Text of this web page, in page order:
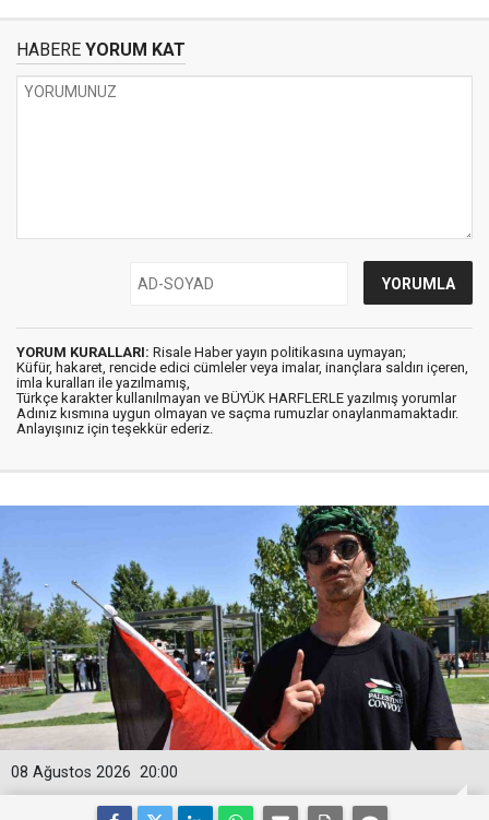
HABERE YORUM KAT
YORUM KURALLARI: Risale Haber yayın politikasına uymayan;
Küfür, hakaret, rencide edici cümleler veya imalar, inançlara saldırı içeren,
imla kuralları ile yazılmamış,
Türkçe karakter kullanılmayan ve BÜYÜK HARFLERLE yazılmış yorumlar
Adınız kısmına uygun olmayan ve saçma rumuzlar onaylanmamaktadır.
Anlayışınız için teşekkür ederiz.
20:00
08 Ağustos 2026